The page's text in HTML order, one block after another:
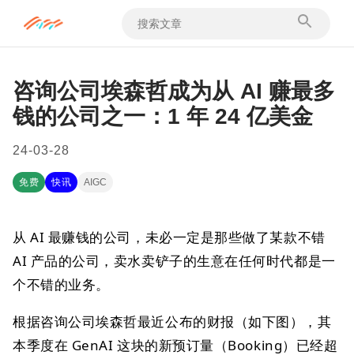
咨询公司埃森哲成为从 AI 赚最多
钱的公司之一：1 年 24 亿美金
24-03-28
免费 快讯 AIGC
从 AI 最赚钱的公司，未必一定是那些做了某款不错
AI 产品的公司，卖水卖铲子的生意在任何时代都是一
个不错的业务。
根据咨询公司埃森哲最近公布的财报（如下图），其
本季度在 GenAI 这块的新预订量（Booking）已经超